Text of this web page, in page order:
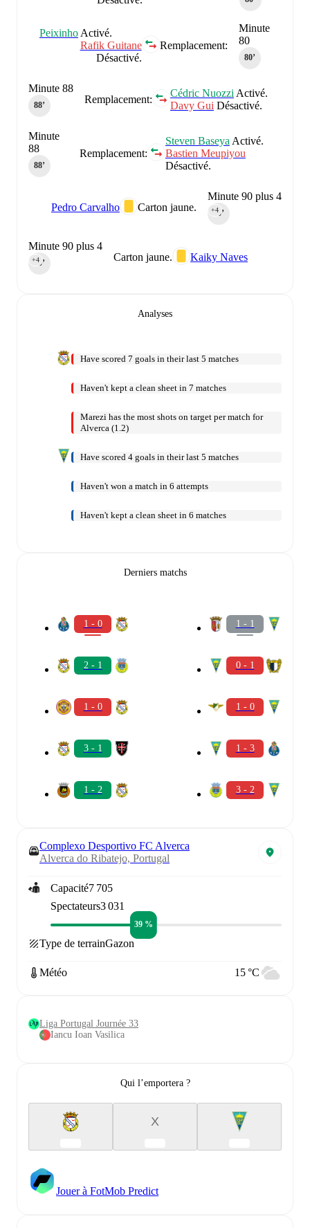
Minute
80
80‎’‎
Remplacement:
Peixinho Activé.
Rafik Guitane
Désactivé.
Remplacement:
Cédric Nuozzi Activé.
Davy Gui Désactivé.
Minute 88
88‎’‎
Remplacement:
Steven Baseya Activé.
Bastien Meupiyou
Désactivé.
Minute
88
88‎’‎
Minute 90 plus 4
90‎’‎
+4
Carton jaune.
Pedro Carvalho
Carton jaune. Kaiky Naves
Minute 90 plus 4
90‎’‎
+4
Analyses
Have scored 7 goals in their last 5 matches
Haven't kept a clean sheet in 7 matches
Marezi has the most shots on target per match for
Alverca (1.2)
Have scored 4 goals in their last 5 matches
Haven't won a match in 6 attempts
Haven't kept a clean sheet in 6 matches
Derniers matchs
1 - 0
2 - 1
1 - 0
3 - 1
1 - 2
1 - 1
0 - 1
1 - 0
1 - 3
3 - 2
Complexo Desportivo FC Alverca
Alverca do Ribatejo, Portugal
Capacité7 705
Spectateurs3 031
39 %
Type de terrainGazon
Météo 15 °C
Liga Portugal Journée 33
Iancu Ioan Vasilica
Qui l’emportera ?
X
Jouer à FotMob Predict